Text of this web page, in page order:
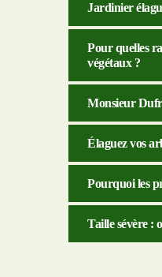
Jardinier
Pour quelles
végétaux ?
Monsieur
Élaguez vos
Pourquoi les
Taille sévère :